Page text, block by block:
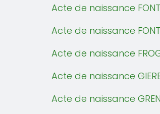
Acte de naissance
Acte de naissance
Acte de naissance
Acte de naissance
Acte de naissance